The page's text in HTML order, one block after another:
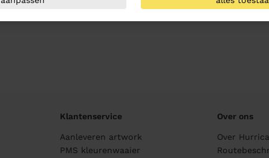
Klantenservice
Aanleveren artwork
PMS kleurenwaaier
Over ons
Over